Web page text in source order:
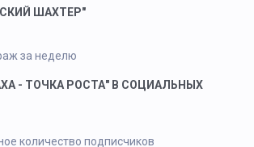
ШАХТЕР"
за неделю
- ТОЧКА РОСТА" В СОЦИАЛЬНЫХ
количество подписчиков